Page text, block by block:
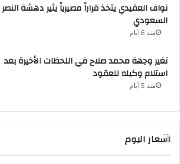
نواف العقيدي يتخذ قراراً مصيرياً يثير دهشة النصر
السعودي
منذ 6 أيام
تغير وجهة محمد صلاح في اللحظات الأخيرة بعد
استلام وكيله للعقود
منذ 5 أيام
اسعار اليوم